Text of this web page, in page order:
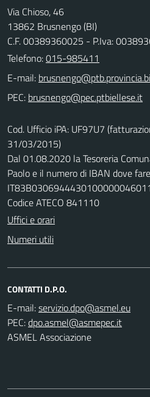
Via Chioso, 46
13862 Brusnengo (BI)
C.F. 00389360025 - P.Iva:
Telefono:015-985411
E-mail:
PEC:
Cod. Ufficio iPA: UF97U7
31/03/2015)
Dal 01.08.2020 la Tesoreria
Paolo e il numero di IBAN dove
IT83B0306944430100000046011
Codice ATECO 841110
Uffici e orari
Numeri utili
CONTATTI D.P.O.
E-mail:
PEC:
ASMEL Associazione